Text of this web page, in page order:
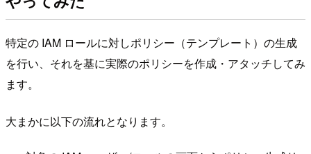
特定の IAM ロールに対しポリシー（テンプレート）の生成
を行い、それを基に実際のポリシーを作成・アタッチしてみ
ます。
大まかに以下の流れとなります。